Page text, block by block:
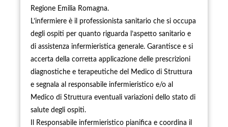
Regione Emilia Romagna.
L’infermiere è il professionista sanitario che si occupa
degli ospiti per quanto riguarda l’aspetto sanitario e
di assistenza infermieristica generale. Garantisce e si
accerta della corretta applicazione delle prescrizioni
diagnostiche e terapeutiche del Medico di Struttura
e segnala al responsabile infermieristico e/o al
Medico di Struttura eventuali variazioni dello stato di
salute degli ospiti.
Il Responsabile infermieristico pianifica e coordina il